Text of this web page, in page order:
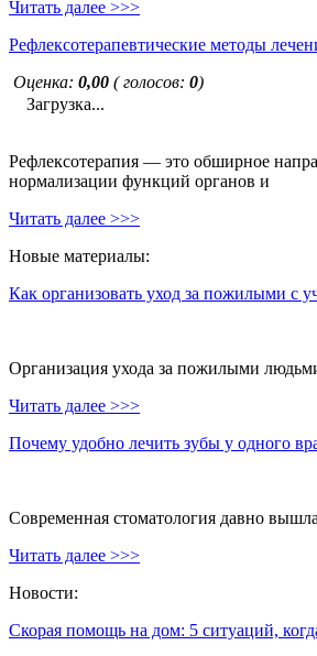
Читать далее >>>
Рефлексотерапевтические методы
Оценка: 0,00 ( голосов: 0)
Загрузка...
Рефлексотерапия — это обширное
нормализации функций органов и
Читать далее >>>
Новые материалы:
Как организовать уход за пожилыми с
Организация ухода за пожилыми людьми
Читать далее >>>
Почему удобно лечить зубы у одного
Современная стоматология давно
Читать далее >>>
Новости:
Скорая помощь на дом: 5 ситуаций,